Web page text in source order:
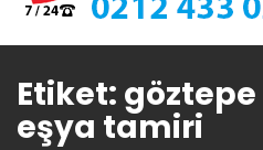
Etiket:
eşya tamiri